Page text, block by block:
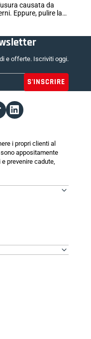
causata da
Eppure, pulire la
in quota
e offerte. Iscriviti oggi.
i propri clienti al
appositamente
prevenire cadute,